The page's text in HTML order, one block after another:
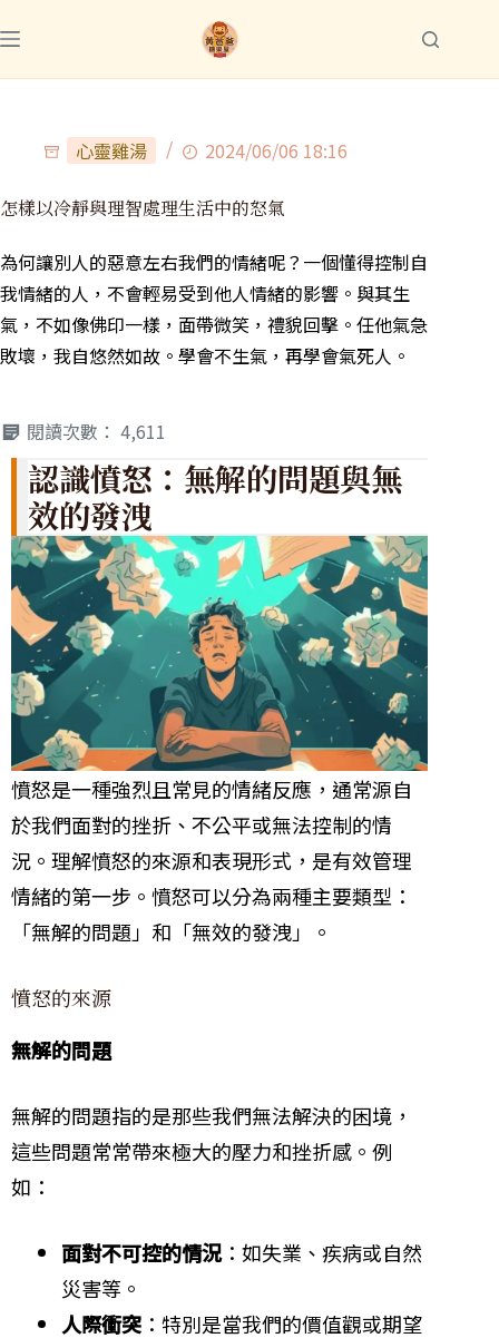
心靈雞湯 2024/06/06 18:16
怎樣以冷靜與理智處理生活中的怒氣
為何讓別人的惡意左右我們的情緒呢？一個懂得控制自
我情緒的人，不會輕易受到他人情緒的影響。與其生
氣，不如像佛印一樣，面帶微笑，禮貌回擊。任他氣急
敗壞，我自悠然如故。學會不生氣，再學會氣死人。
閱讀次數： 4,611
認識憤怒：無解的問題與無
效的發洩
憤怒是一種強烈且常見的情緒反應，通常源自
於我們面對的挫折、不公平或無法控制的情
況。理解憤怒的來源和表現形式，是有效管理
情緒的第一步。憤怒可以分為兩種主要類型：
「無解的問題」和「無效的發洩」。
憤怒的來源
無解的問題
無解的問題指的是那些我們無法解決的困境，
這些問題常常帶來極大的壓力和挫折感。例
如：
面對不可控的情況：如失業、疾病或自然
災害等。
人際衝突 ：特別是當我們的價值觀或期望